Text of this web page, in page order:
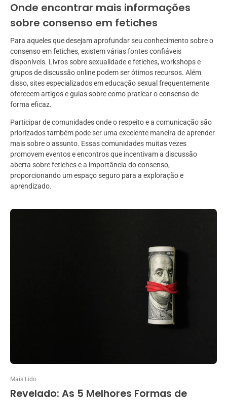
Onde encontrar mais informações
sobre consenso em fetiches
Para aqueles que desejam aprofundar seu conhecimento sobre o
consenso em fetiches, existem várias fontes confiáveis
disponíveis. Livros sobre sexualidade e fetiches, workshops e
grupos de discussão online podem ser ótimos recursos. Além
disso, sites especializados em educação sexual frequentemente
oferecem artigos e guias sobre como praticar o consenso de
forma eficaz.
Participar de comunidades onde o respeito e a comunicação são
priorizados também pode ser uma excelente maneira de aprender
mais sobre o assunto. Essas comunidades muitas vezes
promovem eventos e encontros que incentivam a discussão
aberta sobre fetiches e a importância do consenso,
proporcionando um espaço seguro para a exploração e
aprendizado.
Mais Lido
Revelado: As 5 Melhores Formas de